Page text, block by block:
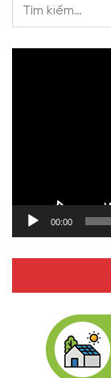
00:00